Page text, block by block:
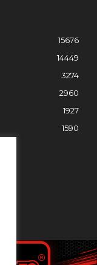
15676
14449
3274
2960
1927
1590